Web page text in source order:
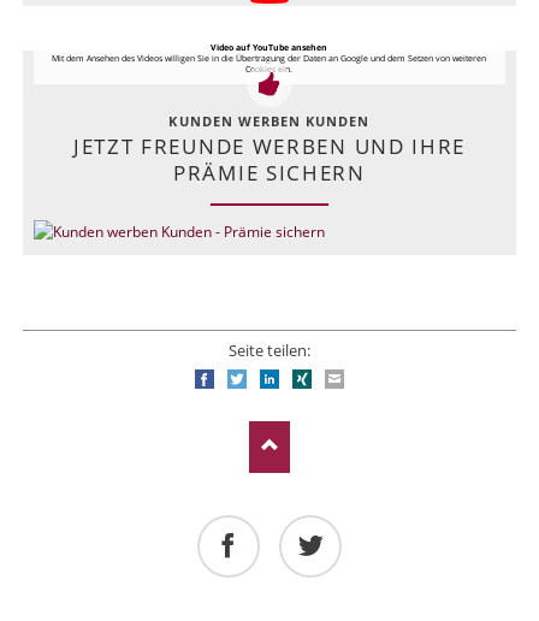
Video auf YouTube ansehen
Mit dem Ansehen des Videos willigen Sie in die Übertragung der Daten an Google und dem Setzen von weiteren
Cookies ein.
KUNDEN WERBEN KUNDEN
JETZT FREUNDE WERBEN UND IHRE
PRÄMIE SICHERN
Seite teilen:
FacebookTwitterLinkedIn
Xing